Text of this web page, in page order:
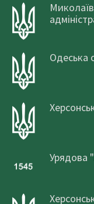
Одеська
Урядова